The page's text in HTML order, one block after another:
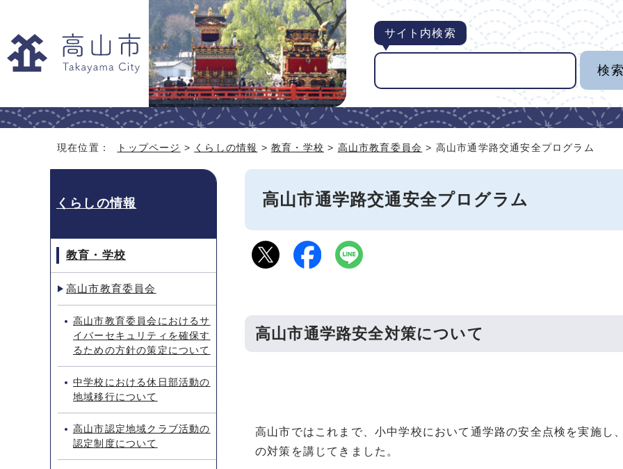
サイト内検索
現在位置： トップページ > くらしの情報 >教育・学校 > 高山市教育委員会 > 高山市通学路交通安全プログラム
高山市通学路交通安全プログラム
高山市通学路安全対策について
高山市ではこれまで、小中学校において通学路の安全点検を実施し
の対策を講じてきました。
くらしの情報
教育・学校
高山市教育委員会
高山市教育委員会におけるサ
イバーセキュリティを確保す
るための方針の策定について
中学校における休日部活動の
地域移行について
高山市認定地域クラブ活動の
認定制度について